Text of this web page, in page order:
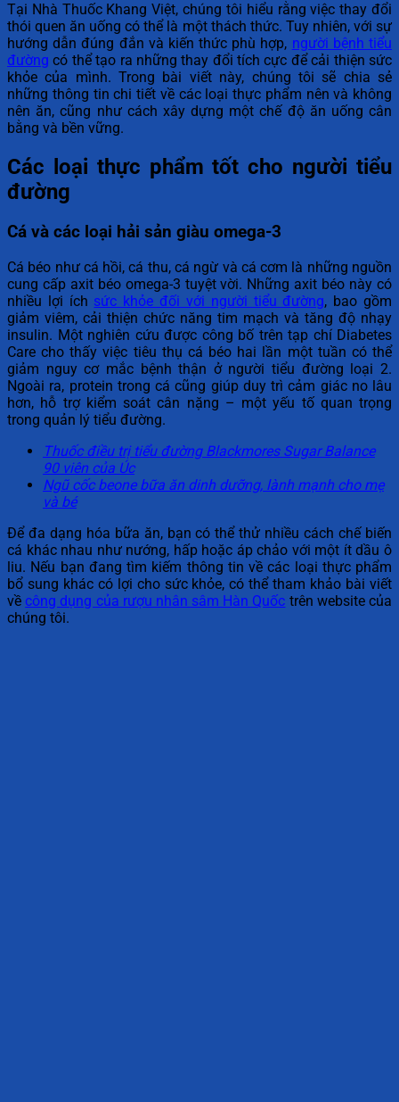
Tại Nhà Thuốc Khang Việt, chúng tôi hiểu rằng việc thay đổi
thói quen ăn uống có thể là một thách thức. Tuy nhiên, với sự
hướng dẫn đúng đắn và kiến thức phù hợp, người bệnh tiểu
đường có thể tạo ra những thay đổi tích cực để cải thiện sức
khỏe của mình. Trong bài viết này, chúng tôi sẽ chia sẻ
những thông tin chi tiết về các loại thực phẩm nên và không
nên ăn, cũng như cách xây dựng một chế độ ăn uống cân
bằng và bền vững.
Các loại thực phẩm tốt cho người tiểu
đường
Cá và các loại hải sản giàu omega-3
Cá béo như cá hồi, cá thu, cá ngừ và cá cơm là những nguồn
cung cấp axit béo omega-3 tuyệt vời. Những axit béo này có
nhiều lợi ích sức khỏe đối với người tiểu đường, bao gồm
giảm viêm, cải thiện chức năng tim mạch và tăng độ nhạy
insulin. Một nghiên cứu được công bố trên tạp chí Diabetes
Care cho thấy việc tiêu thụ cá béo hai lần một tuần có thể
giảm nguy cơ mắc bệnh thận ở người tiểu đường loại 2.
Ngoài ra, protein trong cá cũng giúp duy trì cảm giác no lâu
hơn, hỗ trợ kiểm soát cân nặng – một yếu tố quan trọng
trong quản lý tiểu đường.
Thuốc điều trị tiểu đường Blackmores Sugar Balance
90 viên của Úc
Ngũ cốc beone bữa ăn dinh dưỡng, lành mạnh cho mẹ
và bé
Để đa dạng hóa bữa ăn, bạn có thể thử nhiều cách chế biến
cá khác nhau như nướng, hấp hoặc áp chảo với một ít dầu ô
liu. Nếu bạn đang tìm kiếm thông tin về các loại thực phẩm
bổ sung khác có lợi cho sức khỏe, có thể tham khảo bài viết
về công dụng của rượu nhân sâm Hàn Quốc trên website của
chúng tôi.